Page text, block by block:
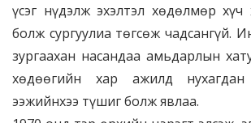
үсэг нүдэлж эхэлтэл хөдөлмөр хүч
болж сургуулиа төгсөж чадсангүй.
зургаахан насандаа амьдарлын
хөдөөгийн хар ажилд
ээжийнхээ түшиг болж явлаа.